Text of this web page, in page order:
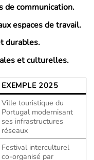
communication.
espaces de travail.
durables.
et culturelles.
EXEMPLE 2025
Ville touristique du
Portugal modernisant
ses infrastructures
réseaux
Festival interculturel
co-organisé par